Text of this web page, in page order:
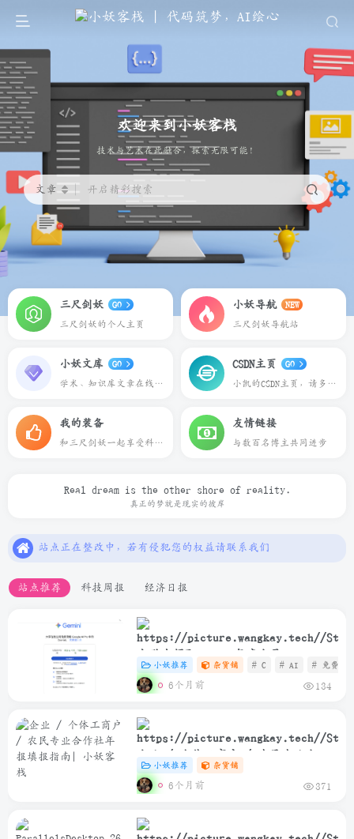
欢迎来到小妖客栈
代码筑梦，AI绘心
文章 开启精彩搜索
三尺剑妖 GO
三尺剑妖的个人主页
小妖导航 NEW
三尺剑妖导航站
小妖文库 GO
学术、知识库文章在线预览下载
CSDN主页 GO
小凯的CSDN主页，请多多关照
我的装备
和三尺剑妖一起享受科技带来的乐趣
友情链接
与数百名博主共同进步
Real dream is the other shore of reality.
真正的梦就是现实的彼岸
站点推荐 科技周报 经济日报
大学生领取Gemini年度会员
小妖推荐 杂货铺 # C # AI # 免费
6个月前 134
企业 / 个体工商户 / 农民专业合作
社年报填报指南
小妖推荐 杂货铺
6个月前 371